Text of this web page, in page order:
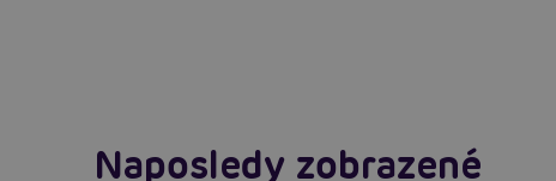
Naposledy zobrazené